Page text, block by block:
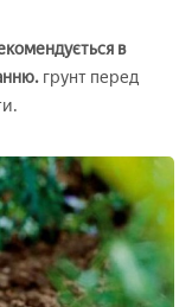
в
грунт перед